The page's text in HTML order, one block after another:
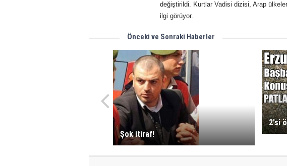
değiştirildi. Kurtlar Vadisi dizisi, Arap
ilgi görüyor.
Önceki ve Sonraki Haberler
Şok itiraf!
2'si